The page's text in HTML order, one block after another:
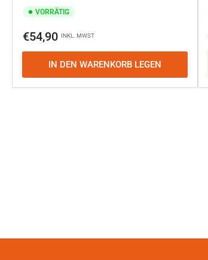
VORRÄTIG
Normaler
€54,90 INKL. MWST
IN DEN WARENKORB LEGEN